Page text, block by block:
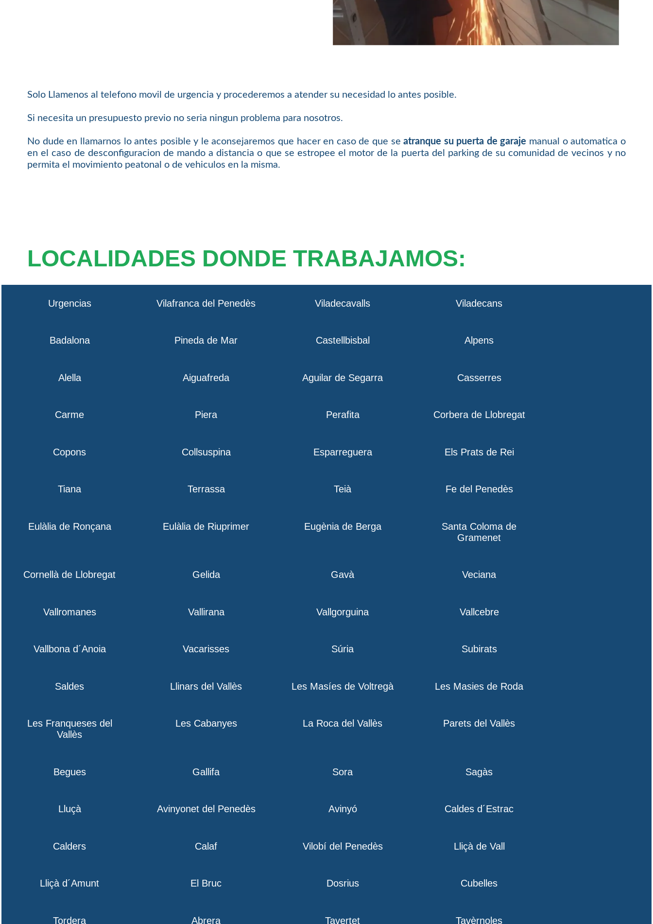
Solo Llamenos al telefono movil de urgencia y procederemos a atender su necesidad lo antes posible.
Si necesita un presupuesto previo no seria ningun problema para nosotros.
No dude en llamarnos lo antes posible y le aconsejaremos que hacer en caso de que seatranque su puerta de garaje manual o automatica o
en el caso de desconfiguracion de mando a distancia o que se estropee el motor de la puerta del parking de su comunidad de vecinos y no
permita el movimiento peatonal o de vehiculos en la misma.
LOCALIDADES DONDE TRABAJAMOS:
Urgencias Vilafranca del Penedès Viladecavalls Viladecans
Badalona Pineda de Mar Castellbisbal Alpens
Alella Aiguafreda Aguilar de Segarra Casserres
Carme Piera Perafita Corbera de Llobregat
Copons Collsuspina Esparreguera Els Prats de Rei
Tiana Terrassa Teià Fe del Penedès
Eulàlia de Ronçana Eulàlia de Riuprimer Eugènia de Berga
Santa Coloma de
Gramenet
Cornellà de Llobregat Gelida Gavà Veciana
Vallromanes Vallirana Vallgorguina Vallcebre
Vallbona d´Anoia Vacarisses Súria Subirats
Saldes Llinars del Vallès Les Masíes de Voltregà Les Masies de Roda
Les Franqueses del
Vallès
Les Cabanyes La Roca del Vallès Parets del Vallès
Begues Gallifa Sora Sagàs
Lluçà Avinyonet del Penedès Avinyó Caldes d´Estrac
Calders Calaf Vilobí del Penedès Lliçà de Vall
Lliçà d´Amunt El Bruc Dosrius Cubelles
Tordera Abrera Tavertet Tavèrnoles